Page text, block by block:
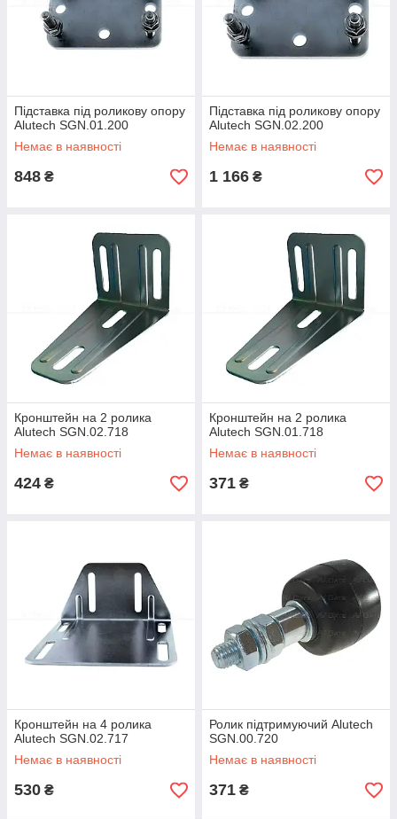
Підставка під роликову опору
Alutech SGN.01.200
Немає в наявності
848 ₴
Підставка під роликову опору
Alutech SGN.02.200
Немає в наявності
1 166 ₴
Кронштейн на 2 ролика
Alutech SGN.02.718
Немає в наявності
424 ₴
Кронштейн на 2 ролика
Alutech SGN.01.718
Немає в наявності
371 ₴
Кронштейн на 4 ролика
Alutech SGN.02.717
Немає в наявності
530 ₴
Ролик підтримуючий Alutech
SGN.00.720
Немає в наявності
371 ₴